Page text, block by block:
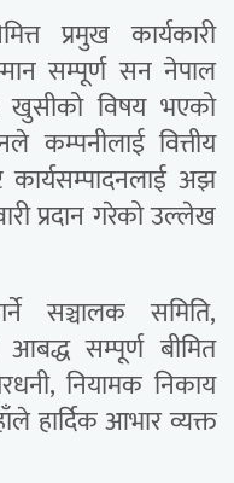
प्रमुख कार्यकारी
सम्पूर्ण सन नेपाल
खुसीको विषय भएको
कम्पनीलाई वित्तीय
कार्यसम्पादनलाई अझ
प्रदान गरेको उल्लेख
सञ्चालक समिति,
आबद्ध सम्पूर्ण बीमित
नियामक निकाय
हार्दिक आभार व्यक्त